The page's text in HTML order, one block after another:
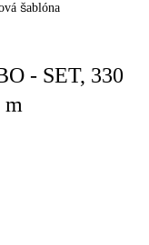
šablóna
- SET, 330